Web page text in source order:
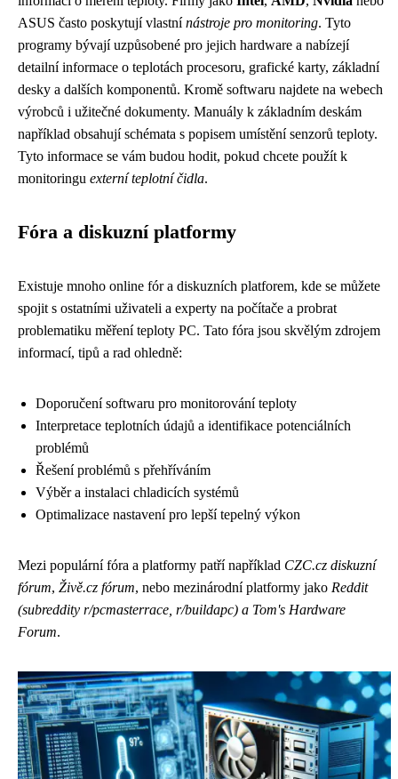
ASUS často poskytují vlastnínástroje pro monitoring. Tyto
programy bývají uzpůsobené pro jejich hardware a nabízejí
detailní informace o teplotách procesoru, grafické karty, základní
desky a dalších komponentů. Kromě softwaru najdete na webech
výrobců i užitečné dokumenty. Manuály k základním deskám
například obsahují schémata s popisem umístění senzorů teploty.
Tyto informace se vám budou hodit, pokud chcete použít k
monitoringu externí teplotní čidla.
Fóra a diskuzní platformy
Existuje mnoho online fór a diskuzních platforem, kde se můžete
spojit s ostatními uživateli a experty na počítače a probrat
problematiku měření teploty PC. Tato fóra jsou skvělým zdrojem
informací, tipů a rad ohledně:
Doporučení softwaru pro monitorování teploty
Interpretace teplotních údajů a identifikace potenciálních
problémů
Řešení problémů s přehříváním
Výběr a instalaci chladicích systémů
Optimalizace nastavení pro lepší tepelný výkon
Mezi populární fóra a platformy patří například CZC.cz diskuzní
fórum, Živě.cz fórum, nebo mezinárodní platformy jako Reddit
(subreddity r/pcmasterrace, r/buildapc) a Tom's Hardware
Forum.